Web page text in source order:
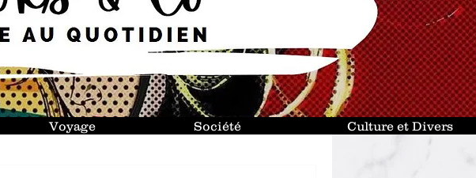
Société
Voyage Culture et Divers